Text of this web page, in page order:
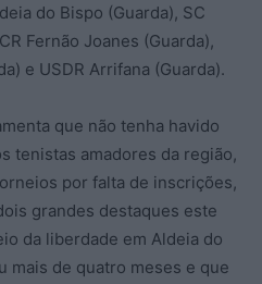
do Bispo (Guarda), SC
Fernão Joanes (Guarda),
e USDR Arrifana (Guarda).
que não tenha havido
tenistas amadores da região,
por falta de inscrições,
grandes destaques este
da liberdade em Aldeia do
mais de quatro meses e que